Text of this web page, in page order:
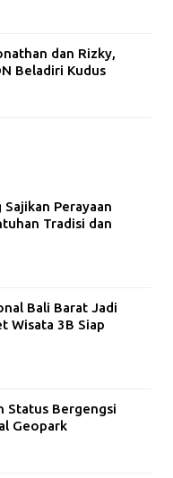
dan Rizky,
Beladiri Kudus
Sajikan Perayaan
Tradisi dan
Bali Barat Jadi
Wisata 3B Siap
Status Bergengsi
Geopark